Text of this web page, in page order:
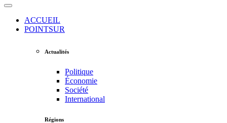
ACCUEIL
POINTSUR
Actualités
Politique
Économie
Société
International
Régions